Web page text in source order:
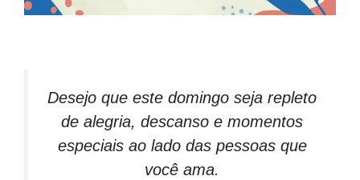
Desejo que este domingo seja repleto
de alegria, descanso e momentos
especiais ao lado das pessoas que
você ama.